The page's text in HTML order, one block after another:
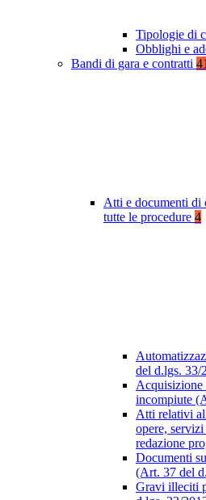
Tipologie di
Obblighi e
Bandi di gara e contratti
Atti e documenti di
tutte le procedure 4
del d.lgs. 33/
Acquisizione
incompiute
Atti relativi
opere,
redazione
Documenti
(Art. 37 del
Gravi illeciti